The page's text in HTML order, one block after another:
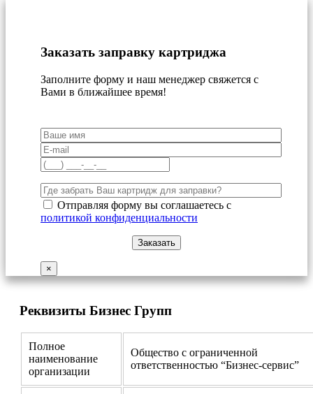
Заказать заправку картриджа
Заполните форму и наш менеджер свяжется с
Вами в ближайшее время!
Отправляя форму вы соглашаетесь с
политикой конфиденциальности
×
Реквизиты Бизнес Групп
Полное
наименование
организации
Общество с ограниченной
ответственностью “Бизнес-сервис”